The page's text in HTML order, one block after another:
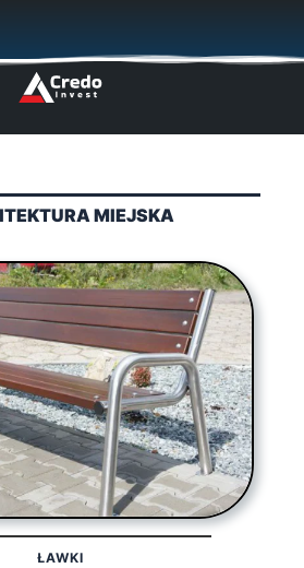
MIEJSKA
ŁAWKI